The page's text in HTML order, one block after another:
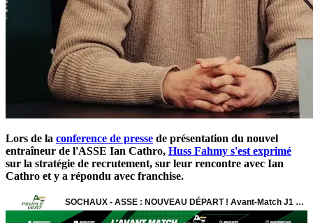
Lors de la conference de presse de présentation du nouvel
entraîneur de l'ASSE Ian Cathro, Huss Fahmy s'est exprimé
sur la stratégie de recrutement, sur leur rencontre avec Ian
Cathro et y a répondu avec franchise.